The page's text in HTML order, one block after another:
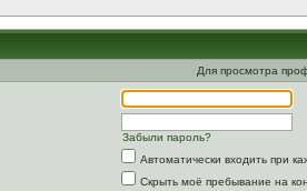
Для просмотра
Забыли пароль?
Автоматически входить при
Скрыть моё пребывание на